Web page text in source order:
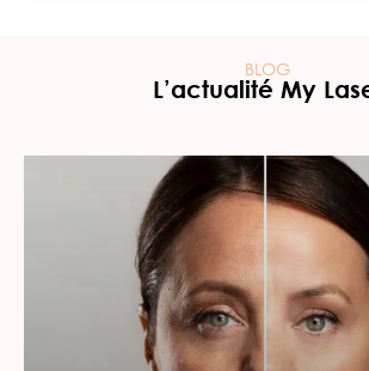
BLOG
L’actualité My